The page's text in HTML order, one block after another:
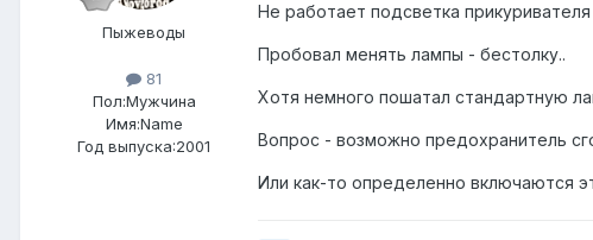
Пыжеводы
81
Пол:Мужчина
Имя:Name
Год выпуска:2001
Не работает подсветка
Пробовал менять лампы - бестолку..
Хотя немного пошатал стандартную
Вопрос - возможно предохранитель
Или как-то определенно включаются